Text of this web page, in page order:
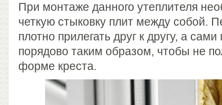
При монтаже данного утеплителя
четкую стыковку плит между собой.
плотно прилегать друг к другу, а
порядово таким образом, чтобы не
форме креста.